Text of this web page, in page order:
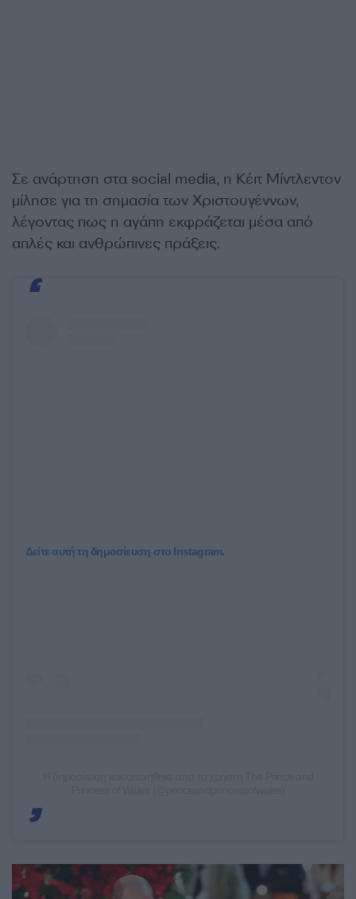
Σε ανάρτηση στα social media, η Κέιτ Μίντλεντον
μίλησε για τη σημασία των Χριστουγέννων,
λέγοντας πως η αγάπη εκφράζεται μέσα από
απλές και ανθρώπινες πράξεις.
Δείτε αυτή τη δημοσίευση στο Instagram.